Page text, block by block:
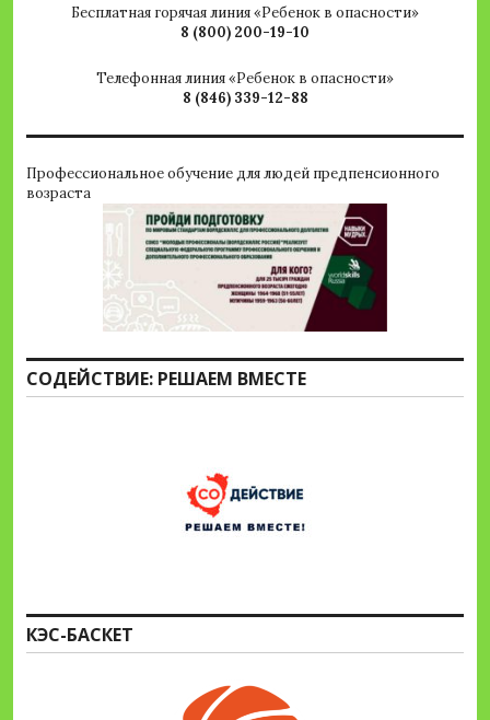
Бесплатная горячая линия «Ребенок в опасности»
8 (800) 200-19-10
Телефонная линия «Ребенок в опасности»
8 (846) 339-12-88
Профессиональное обучение для людей предпенсионного
возраста
СОДЕЙСТВИЕ: РЕШАЕМ ВМЕСТЕ
КЭС-БАСКЕТ